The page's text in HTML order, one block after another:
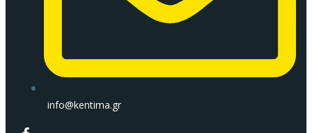
info@kentima.gr